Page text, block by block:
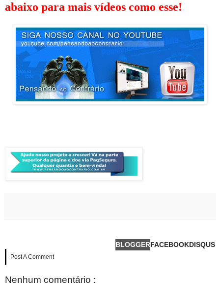
abaixo para mais vídeos como esse!
Post A Comment
BLOGGERFACEBOOKDISQUS
Nenhum comentário :